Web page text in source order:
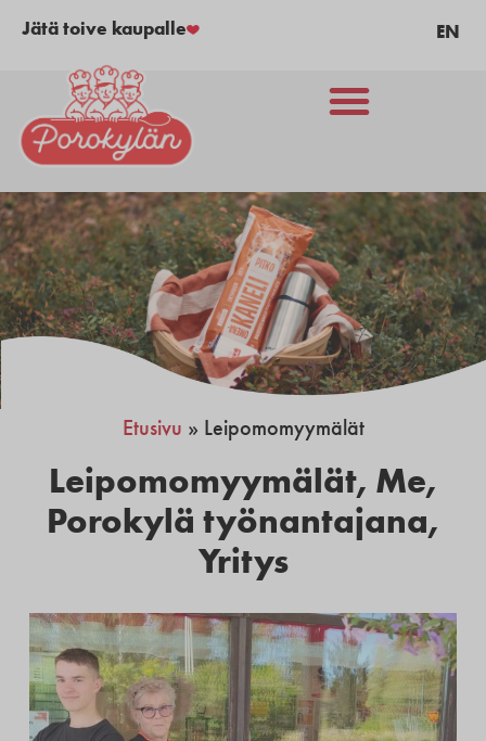
Jätä toive kaupalle EN
Etusivu » Leipomomyymälät
Leipomomyymälät, Me,
Porokylä työnantajana,
Yritys